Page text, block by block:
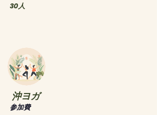
30人
沖ヨガ
​参加費